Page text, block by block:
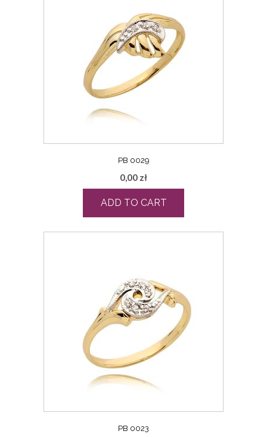
PB 0029
0,00 zł
ADD TO CART
PB 0023